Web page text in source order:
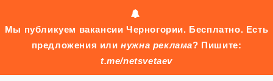
Мы публикуем вакансии Черногории. Бесплатно. Есть
предложения илинужна реклама? Пишите:
t.me/netsvetaev